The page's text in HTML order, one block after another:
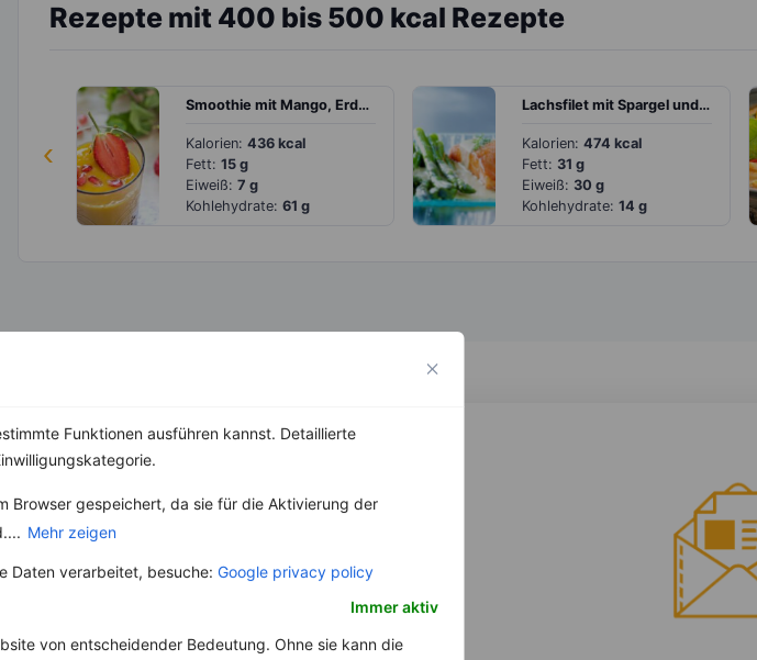
Funktionen ausführen kannst. Detaillierte
Browser gespeichert, da sie für die Aktivierung der
Mehr zeigen
Daten verarbeitet, besuche: Google privacy policy
Immer aktiv
von entscheidender Bedeutung. Ohne sie kann die
Rezepte mit 400 bis 500 kcal Rezepte
‹
Smoothie mit Mango, Erdbeeren und Granatapfelkernen
Kalorien: 436 kcal
Fett: 15 g
Eiweiß: 7 g
Kohlehydrate: 61 g
Lachsfilet mit Spargel und Zitronensauce
Kalorien: 474 kcal
Fett: 31 g
Eiweiß: 30 g
Kohlehydrate: 14 g